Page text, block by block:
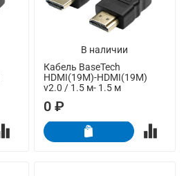
В наличии
Кабель BaseTech
HDMI(19M)-HDMI(19M)
v2.0 / 1.5 м- 1.5 м
0 ₽